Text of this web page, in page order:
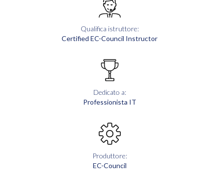
Qualifica istruttore:
Certified EC-Council Instructor
Dedicato a:
Professionista IT
Produttore:
EC-Council